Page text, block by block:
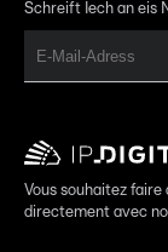
Schreift Iech an eis
Vous souhaitez
directement avec